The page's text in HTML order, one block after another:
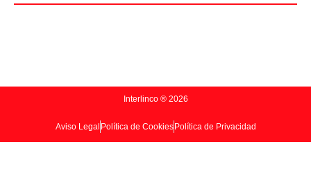
Interlinco ® 2026
Aviso Legal Política de Cookies Política de Privacidad